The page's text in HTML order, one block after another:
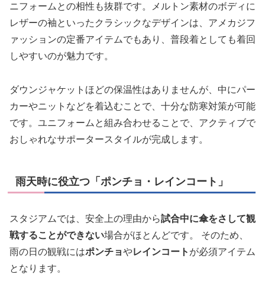
ニフォームとの相性も抜群です。メルトン素材のボディに
レザーの袖といったクラシックなデザインは、アメカジフ
ァッションの定番アイテムでもあり、普段着としても着回
しやすいのが魅力です。
ダウンジャケットほどの保温性はありませんが、中にパー
カーやニットなどを着込むことで、十分な防寒対策が可能
です。ユニフォームと組み合わせることで、アクティブで
おしゃれなサポータースタイルが完成します。
雨天時に役立つ「ポンチョ・レインコート」
スタジアムでは、安全上の理由から試合中に傘をさして観
戦することができない場合がほとんどです。 そのため、
雨の日の観戦にはポンチョやレインコート が必須アイテム
となります。